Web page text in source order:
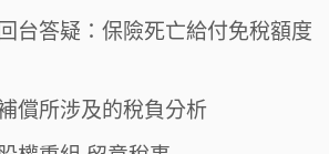
台答疑：保險死亡給付免稅額度
償所涉及的稅負分析